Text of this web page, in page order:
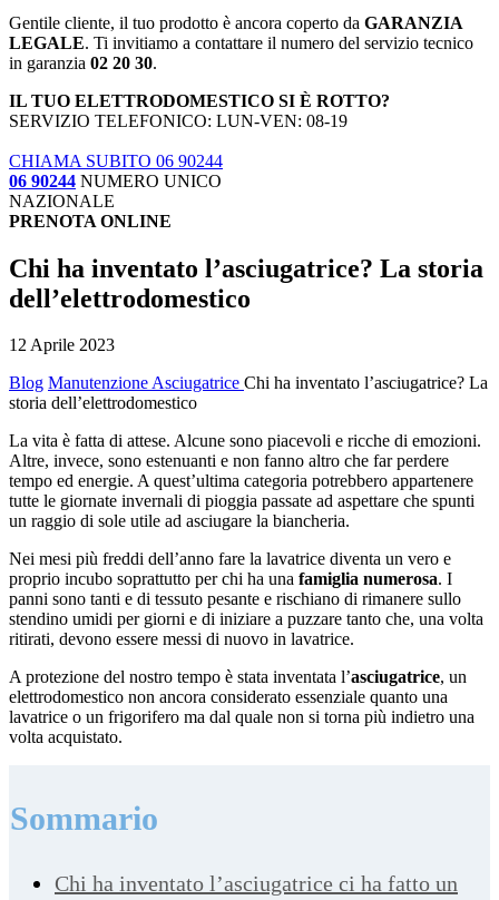
Gentile cliente, il tuo prodotto è ancora coperto da GARANZIA
LEGALE. Ti invitiamo a contattare il numero del servizio tecnico
in garanzia 02 20 30.
IL TUO ELETTRODOMESTICO SI È ROTTO?
SERVIZIO TELEFONICO: LUN-VEN: 08-19
CHIAMA SUBITO 06 90244
06 90244 NUMERO UNICO
NAZIONALE
PRENOTA ONLINE
Chi ha inventato l’asciugatrice? La storia
dell’elettrodomestico
12 Aprile 2023
Blog Manutenzione Asciugatrice Chi ha inventato l’asciugatrice? La
storia dell’elettrodomestico
La vita è fatta di attese. Alcune sono piacevoli e ricche di emozioni.
Altre, invece, sono estenuanti e non fanno altro che far perdere
tempo ed energie. A quest’ultima categoria potrebbero appartenere
tutte le giornate invernali di pioggia passate ad aspettare che spunti
un raggio di sole utile ad asciugare la biancheria.
Nei mesi più freddi dell’anno fare la lavatrice diventa un vero e
proprio incubo soprattutto per chi ha una famiglia numerosa. I
panni sono tanti e di tessuto pesante e rischiano di rimanere sullo
stendino umidi per giorni e di iniziare a puzzare tanto che, una volta
ritirati, devono essere messi di nuovo in lavatrice.
A protezione del nostro tempo è stata inventata l’asciugatrice, un
elettrodomestico non ancora considerato essenziale quanto una
lavatrice o un frigorifero ma dal quale non si torna più indietro una
volta acquistato.
Sommario
Chi ha inventato l’asciugatrice ci ha fatto un